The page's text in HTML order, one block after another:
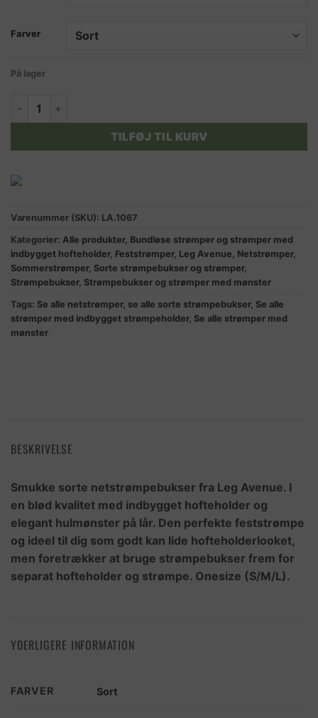
Farver
På lager
DUCHESS LUX strømper m. indbygget hofteholder antal
TILFØJ TIL KURV
Varenummer (SKU): LA.1067
Kategorier: Alle produkter, Bundløse strømper og strømper med
indbygget hofteholder, Feststrømper, Leg Avenue Netstrømper,
Sommerstrømper, Sorte strømpebukser og strømper,
Strømpebukser, Strømpebukser og strømper med mønster
Tags: Se alle netstrømper, se alle sorte strømpebukser, Se alle
strømper med indbygget strømpeholder, Se alle strømper med
mønster
BESKRIVELSE
Smukke sorte netstrømpebukser fra Leg Avenue. I
en blød kvalitet med indbygget hofteholder og
elegant hulmønster på lår. Den perfekte feststrømpe
og ideel til dig som godt kan lide hofteholderlooket,
men foretrækker at bruge strømpebukser frem for
separat hofteholder og strømpe. Onesize (S/M/L).
YDERLIGERE INFORMATION
FARVER Sort